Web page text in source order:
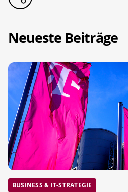
Neueste Beiträge
BUSINESS & IT-STRATEGIE